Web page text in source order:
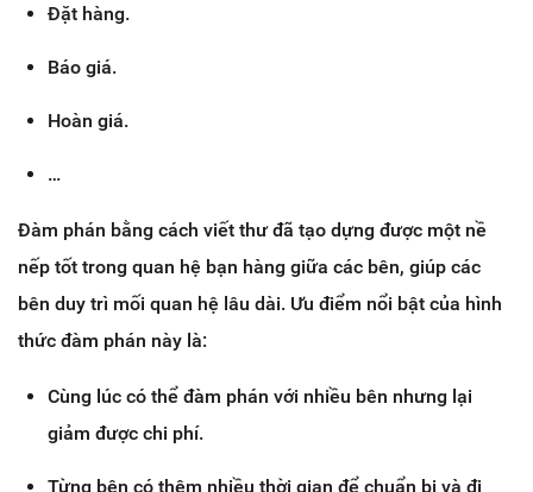
Đặt hàng.
Báo giá.
Hoàn giá.
…
Đàm phán bằng cách viết thư đã tạo dựng được một nề
nếp tốt trong quan hệ bạn hàng giữa các bên, giúp các
bên duy trì mối quan hệ lâu dài. Ưu điểm nổi bật của hình
thức đàm phán này là:
Cùng lúc có thể đàm phán với nhiều bên nhưng lại
giảm được chi phí.
Từng bên có thêm nhiều thời gian để chuẩn bị và đi